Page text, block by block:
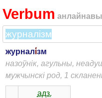
Verbum анлайнавы
журналі́зм
назоўнік, агульны,
мужчынскі род, 1
адз.